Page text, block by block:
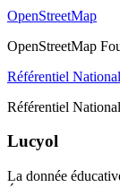
OpenStreetMap
OpenStreetMap
Référentiel
Référentiel
Lucyol
La donnée